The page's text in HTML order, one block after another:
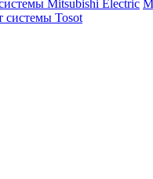
Mitsubishi Electric
системы Tosot